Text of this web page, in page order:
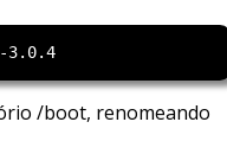
/boot, renomeando